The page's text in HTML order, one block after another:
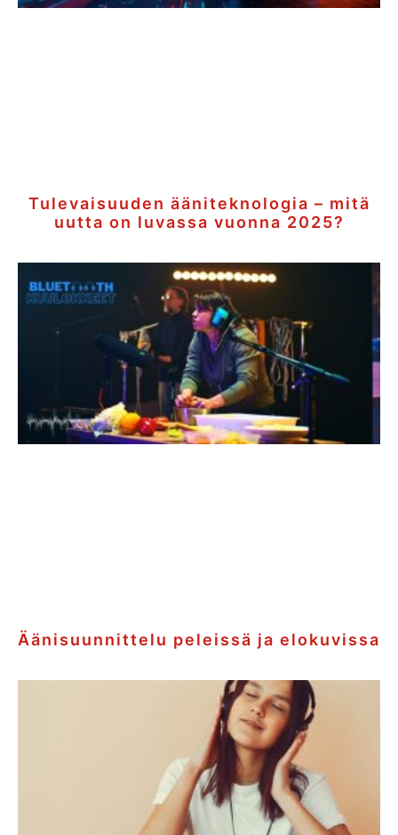
Tulevaisuuden ääniteknologia – mitä
uutta on luvassa vuonna 2025?
Äänisuunnittelu peleissä ja elokuvissa